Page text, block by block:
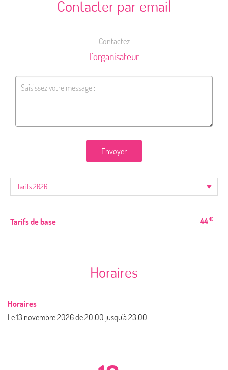
Contacter par email
Contactez
l'organisateur
Envoyer
Tarifs de base 44€
Horaires
Horaires
Le13 novembre 2026de 20:00 jusqu'à 23:00